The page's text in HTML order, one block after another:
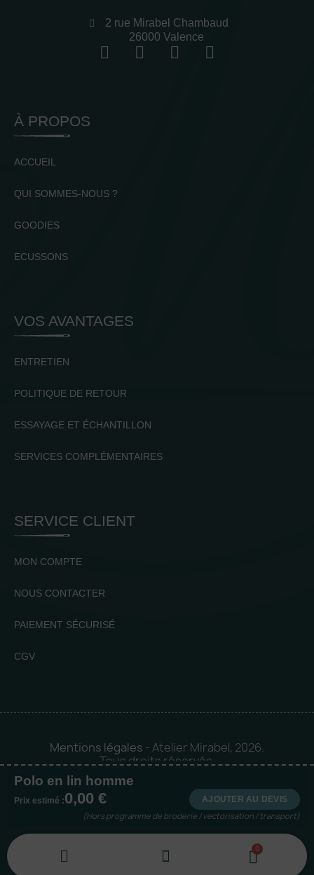
Polo en lin homme
Prix estimé :0,00 € AJOUTER AU DEVIS
(Hors programme de broderie / vectorisation / transport)
2 rue Mirabel Chambaud
26000 Valence
À PROPOS
ACCUEIL
QUI SOMMES-NOUS ?
GOODIES
ECUSSONS
VOS AVANTAGES
ENTRETIEN
POLITIQUE DE RETOUR
ESSAYAGE ET ÉCHANTILLON
SERVICES COMPLÉMENTAIRES
SERVICE CLIENT
MON COMPTE
NOUS CONTACTER
PAIEMENT SÉCURISÉ
CGV
Mentions légales - Atelier Mirabel, 2026.
Tous droits réservés.
Mise en orbite 🪐 byLogia |
Agence web et communication